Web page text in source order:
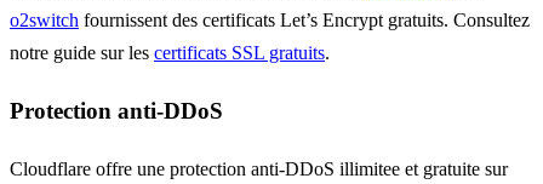
o2switch fournissent des certificats Let’s Encrypt gratuits. Consultez
notre guide sur les certificats SSL gratuits.
Protection anti-DDoS
Cloudflare offre une protection anti-DDoS illimitee et gratuite sur